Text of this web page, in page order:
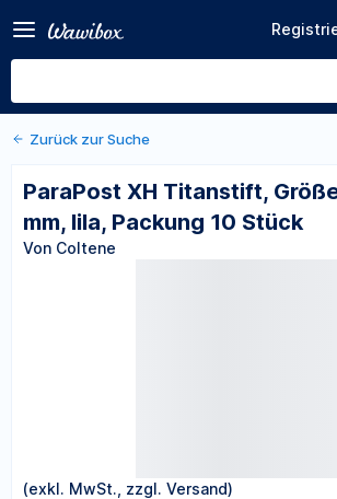
Größe 5,5, ø 1.40 mm, lila,
Packung 10 Stück
Von Coltene
Zurück
Zurück zur Suche
ParaPost XH Titanstift,
mm, lila, Packung 10 Stück
Von Coltene
(exkl. MwSt., zzgl. Versand)